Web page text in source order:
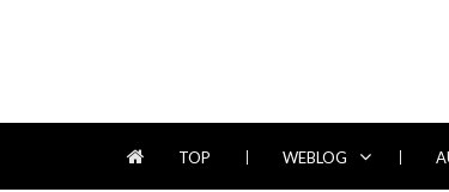
TOP WEBLOG